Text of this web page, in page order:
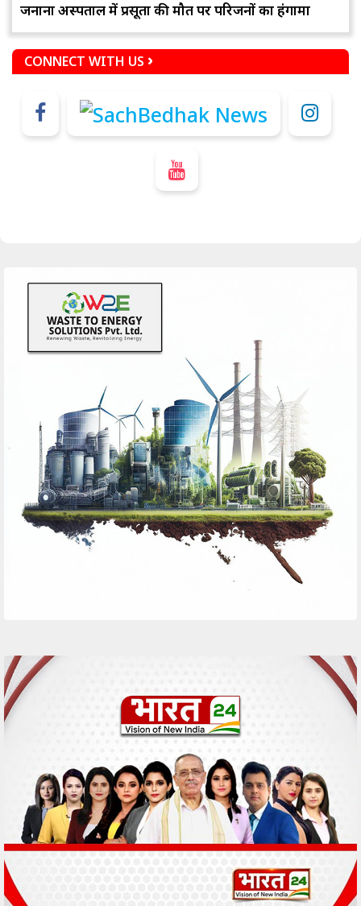
जनाना अस्पताल में प्रसूता की मौत पर परिजनों का हंगामा
CONNECT WITH US